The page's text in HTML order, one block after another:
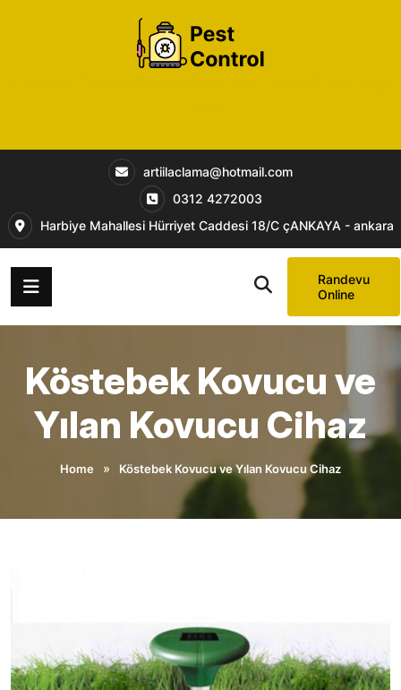
artiilaclama@hotmail.com
0312 4272003
Harbiye Mahallesi Hürriyet Caddesi 18/C çANKAYA - ankara
Randevu
Online
Köstebek Kovucu ve
Yılan Kovucu Cihaz
Home » Köstebek Kovucu ve Yılan Kovucu Cihaz